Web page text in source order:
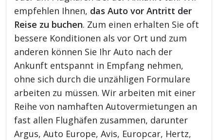
empfehlen Ihnen, das Auto vor Antritt der
Reise zu buchen. Zum einen erhalten Sie oft
bessere Konditionen als vor Ort und zum
anderen können Sie Ihr Auto nach der
Ankunft entspannt in Empfang nehmen,
ohne sich durch die unzähligen Formulare
arbeiten zu müssen. Wir arbeiten mit einer
Reihe von namhaften Autovermietungen an
fast allen Flughäfen zusammen, darunter
Argus, Auto Europe, Avis, Europcar, Hertz,